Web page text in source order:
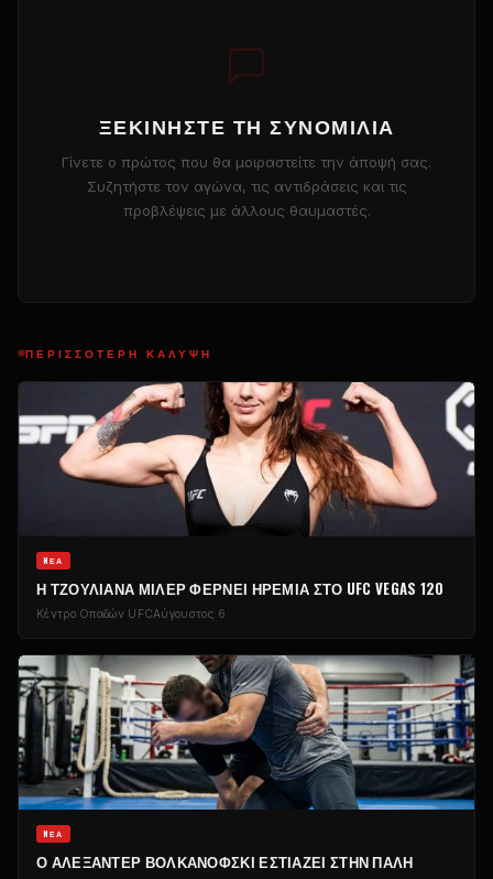
ΞΕΚΙΝΉΣΤΕ ΤΗ ΣΥΝΟΜΙΛΊΑ
Γίνετε ο πρώτος που θα μοιραστείτε την άποψή σας.
Συζητήστε τον αγώνα, τις αντιδράσεις και τις
προβλέψεις με άλλους θαυμαστές.
ΠΕΡΙΣΣΌΤΕΡΗ ΚΆΛΥΨΗ
NΈΑ
Η ΤΖΟΥΛΙΆΝΑ ΜΊΛΕΡ ΦΈΡΝΕΙ ΗΡΕΜΊΑ ΣΤΟ UFC VEGAS 120
Κέντρο Οπαδών UFCΑύγουστος 6
NΈΑ
Ο ΑΛΕΞΆΝΤΕΡ ΒΟΛΚΑΝΌΦΣΚΙ ΕΣΤΙΆΖΕΙ ΣΤΗΝ ΠΆΛΗ